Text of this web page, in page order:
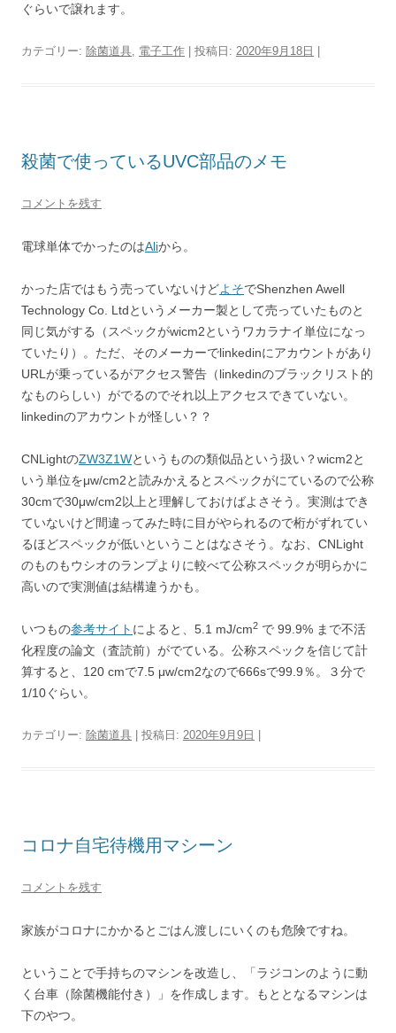
ぐらいで譲れます。
カテゴリー: 除菌道具 電子工作 | 投稿日: 2020年9月18日
殺菌で使っているUVC部品のメモ
コメントを残す
電球単体でかったのはAliから。
かった店ではもう売っていないけどよそでShenzhen Awell
Technology Co. Ltdというメーカー製として売っていたものと
同じ気がする（スペックがwicm2というワカラナイ単位になっ
ていたり）。ただ、そのメーカーでlinkedinにアカウントがあり
URLが乗っているがアクセス警告（linkedinのブラックリスト的
なものらしい）がでるのでそれ以上アクセスできていない。
linkedinのアカウントが怪しい？？
CNLightのZW3Z1Wというものの類似品という扱い？wicm2と
いう単位をμw/cm2と読みかえるとスペックがにているので公称
30cmで30μw/cm2以上と理解しておけばよさそう。実測はでき
ていないけど間違ってみた時に目がやられるので桁がずれてい
るほどスペックが低いということはなさそう。なお、CNLight
のものもウシオのランプよりに較べて公称スペックが明らかに
高いので実測値は結構違うかも。
いつもの参考サイト によると、5.1 mJ/cm2 で 99.9% まで不活
化程度の論文（査読前）がでている。公称スペックを信じて計
算すると、120 cmで7.5 μw/cm2なので666sで99.9％。３分で
1/10ぐらい。
カテゴリー: 除菌道具 | 投稿日: 2020年9月9日
コロナ自宅待機用マシーン
コメントを残す
家族がコロナにかかるとごはん渡しにいくのも危険ですね。
ということで手持ちのマシンを改造し、「ラジコンのように動
く台車（除菌機能付き）」を作成します。もととなるマシンは
下のやつ。